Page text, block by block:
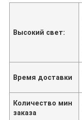
Высокий свет:
Время доставки
Количество мин
заказа